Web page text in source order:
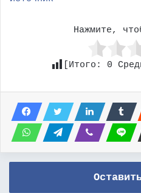
Нажмите,
[Итого: 0